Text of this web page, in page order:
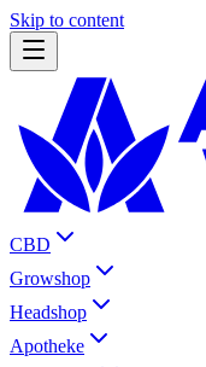
Skip to content
CBD
Growshop
Headshop
Apotheke